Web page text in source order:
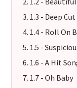
1.3 - Deep Cut
1.4 - Roll On
1.5 -
1.6 - A Hit
1.7 - Oh Baby